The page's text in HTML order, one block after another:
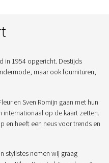
in 1954 opgericht. Destijds
maar ook fournituren,
en Sven Romijn gaan met hun
internationaal op de kaart zetten.
en heeft een neus voor trends en
stylistes nemen wij graag